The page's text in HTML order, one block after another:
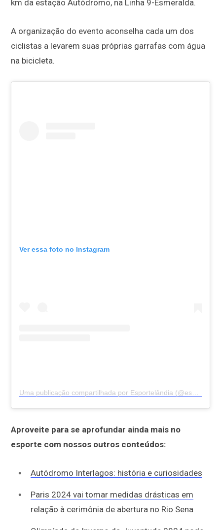
km da estação Autódromo, na Linha 9-Esmeralda.
A organização do evento aconselha cada um dos
ciclistas a levarem suas próprias garrafas com água
na bicicleta.
Ver essa foto no Instagram
Uma publicação compartilhada por Esportelândia (@esportelandia)
Aproveite para se aprofundar ainda mais no
esporte com nossos outros conteúdos:
Autódromo Interlagos: história e curiosidades
Paris 2024 vai tomar medidas drásticas em
relação à cerimônia de abertura no Rio Sena